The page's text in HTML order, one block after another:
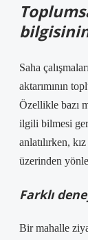
Saha
aktarımının
Özellikle bazı
ilgili bilmesi
anlatılırken,
üzerinden
Farklı
Bir mahalle